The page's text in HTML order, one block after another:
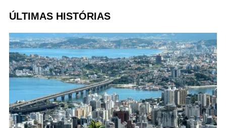
ÚLTIMAS HISTÓRIAS